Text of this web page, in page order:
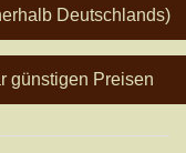
Deutschlands)
günstigen Preisen